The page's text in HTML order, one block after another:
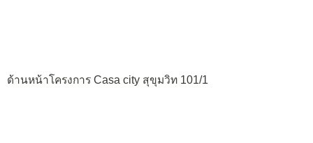
ด้านหน้าโครงการ Casa city สุขุมวิท 101/1